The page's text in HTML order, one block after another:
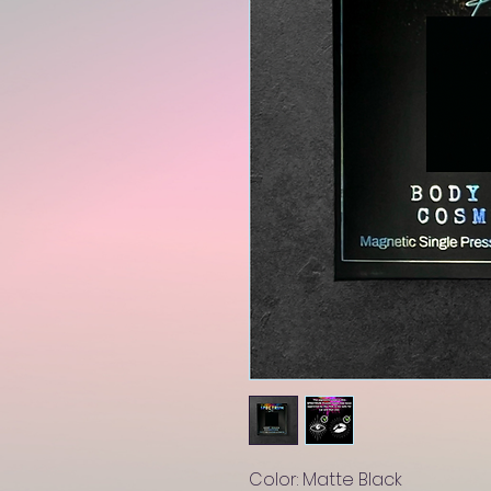
Color: Matte Black